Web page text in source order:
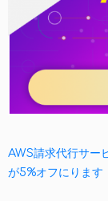
AWS請求代行サー
が5%オフにります